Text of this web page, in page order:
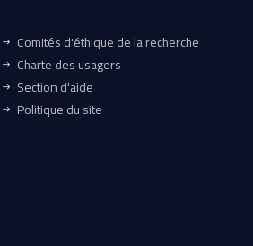
Comités d'éthique de la recherche
Charte des usagers
Section d'aide
Politique du site